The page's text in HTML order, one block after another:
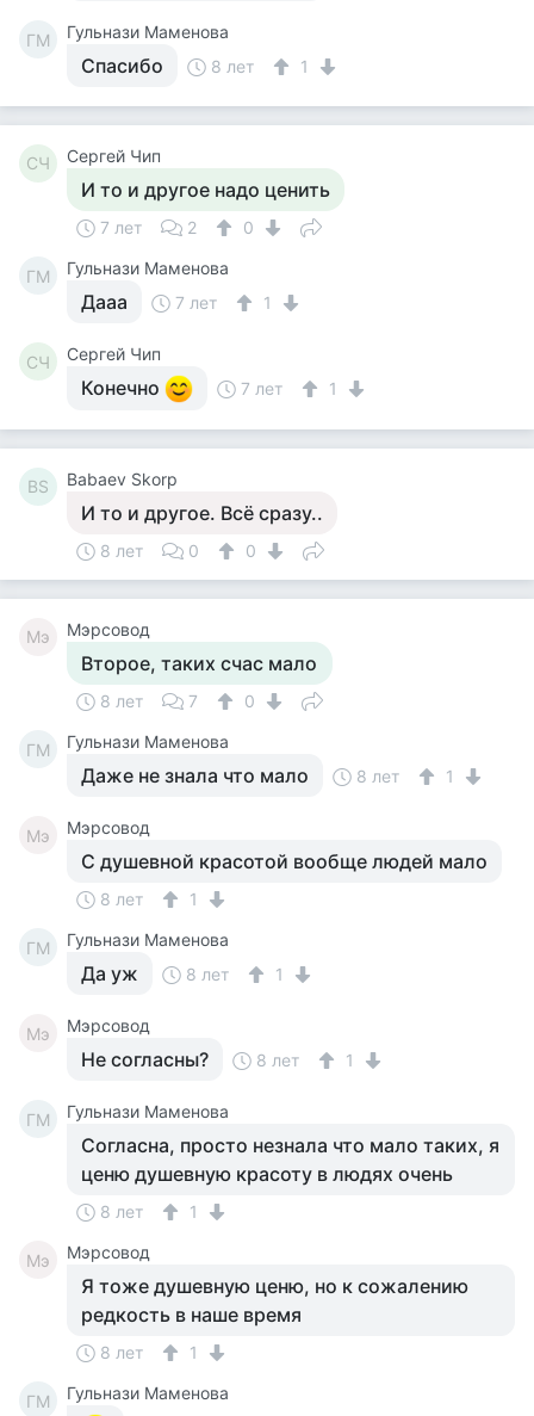
ГМ Гульнази Маменова
Спасибо 8 лет 1
СЧ Сергей Чип
И то и другое надо ценить
7 лет 2 0
ГМ Гульнази Маменова
Дааа 7 лет 1
СЧ Сергей Чип
Конечно 7 лет 1
BS Babaev Skorp
И то и другое. Всё сразу..
8 лет 0 0
Мэ Мэрсовод
Второе, таких счас мало
8 лет 7 0
ГМ Гульнази Маменова
Даже не знала что мало 8 лет 1
Мэ Мэрсовод
С душевной красотой вообще людей мало
8 лет 1
ГМ Гульнази Маменова
Да уж 8 лет 1
Мэ Мэрсовод
Не согласны? 8 лет 1
ГМ Гульнази Маменова
Согласна, просто незнала что мало таких, я
ценю душевную красоту в людях очень
8 лет 1
Мэ Мэрсовод
Я тоже душевную ценю, но к сожалению
редкость в наше время
8 лет 1
ГМ
Гульнази Маменова